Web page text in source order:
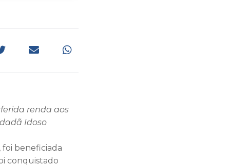
renda aos
Idoso
foi beneficiada
conquistado